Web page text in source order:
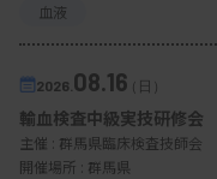
血液
2026. 08.16（日）
輸血検査中級実技研修会
主催 : 群馬県臨床検査技師会
開催場所 : 群馬県